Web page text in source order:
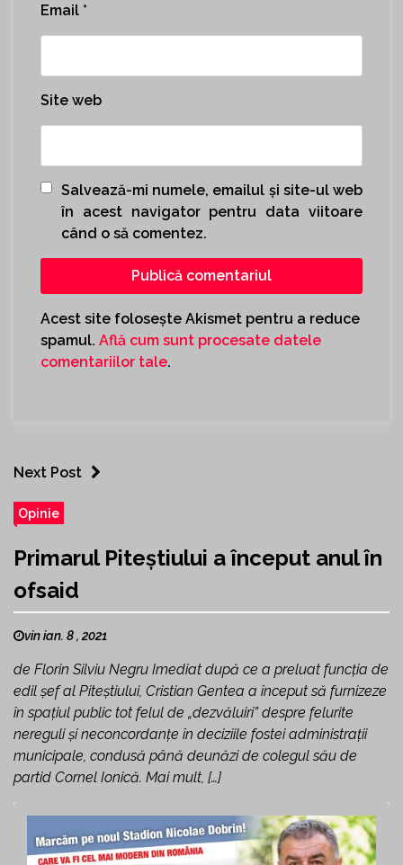
Email *
Site web
Salvează-mi numele, emailul și site-ul web
în acest navigator pentru data viitoare
când o să comentez.
Acest site folosește Akismet pentru a reduce
spamul. Află cum sunt procesate datele
comentariilor tale.
Next Post
Opinie
Primarul Piteștiului a început anul în
ofsaid
vin ian. 8 , 2021
de Florin Silviu Negru Imediat după ce a preluat funcția de
edil șef al Piteștiului, Cristian Gentea a început să furnizeze
în spațiul public tot felul de „dezvăluiri” despre felurite
nereguli și neconcordanțe în deciziile fostei administrații
municipale, condusă până deunăzi de colegul său de
partid Cornel Ionică. Mai mult, […]